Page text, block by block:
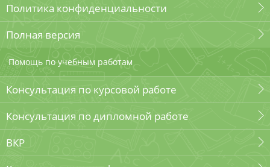
Политика конфиденциальности
Полная версия
Помощь по учебным работам
Консультация по курсовой работе
Консультация по дипломной работе
ВКР